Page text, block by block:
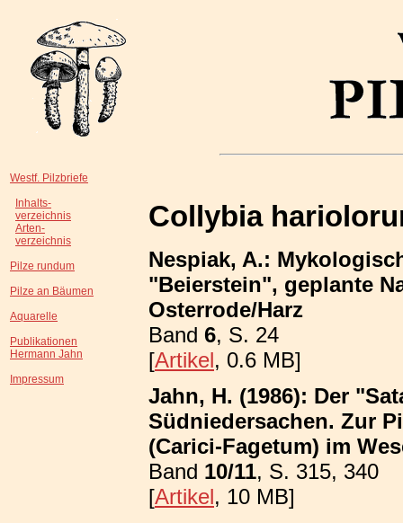
Westf. Pilzbriefe
Inhalts-
verzeichnis
Arten-
verzeichnis
Pilze rundum
Pilze an Bäumen
Aquarelle
Publikationen
Hermann Jahn
Impressum
Collybia
Nespiak, A.:
"Beierstein", geplante
Osterrode/Harz
Band 6, S. 24
[Artikel, 0.6 MB]
Jahn, H. (1986): Der
Südniedersachen. Zur
(Carici-Fagetum) im
Band 10/11, S. 315, 340
[Artikel, 10 MB]